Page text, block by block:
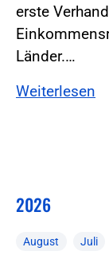
erste
Länder.…
Weiterlesen
2026
August Juli